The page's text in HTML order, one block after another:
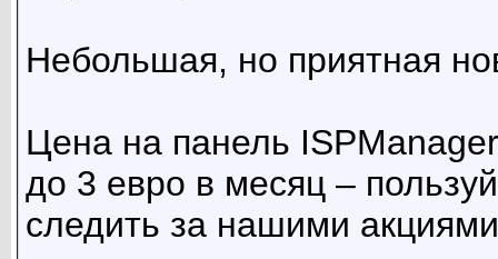
Небольшая, но приятная
Цена на панель
до 3 евро в месяц –
следить за нашими